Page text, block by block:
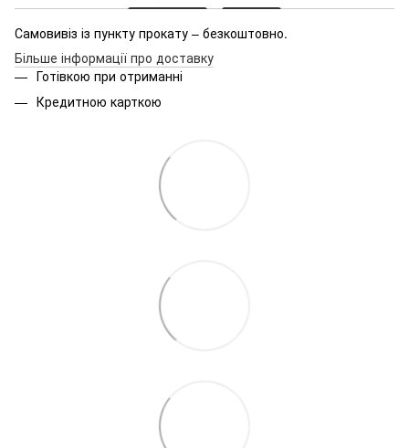
Самовивіз із пункту прокату – безкоштовно.
Більше інформації про доставку
Готівкою при отриманні
Кредитною карткою